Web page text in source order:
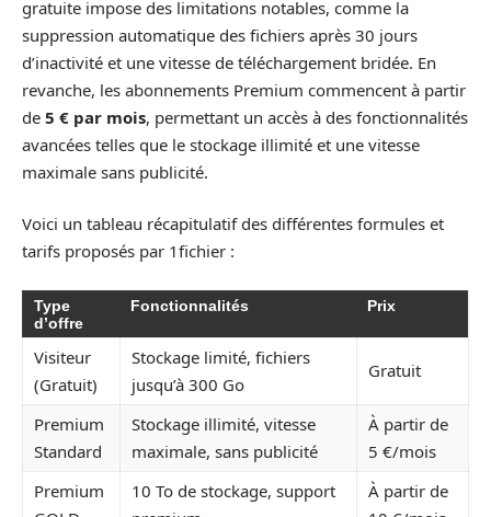
gratuite impose des limitations notables, comme la
suppression automatique des fichiers après 30 jours
d’inactivité et une vitesse de téléchargement bridée. En
revanche, les abonnements Premium commencent à partir
de 5 € par mois, permettant un accès à des fonctionnalités
avancées telles que le stockage illimité et une vitesse
maximale sans publicité.
Voici un tableau récapitulatif des différentes formules et
tarifs proposés par 1fichier :
Type
d’offre
Fonctionnalités Prix
Visiteur
(Gratuit)
Stockage limité, fichiers
jusqu’à 300 Go
Gratuit
Premium
Standard
Stockage illimité, vitesse
maximale, sans publicité
À partir de
5 €/mois
Premium
10 To de stockage, support
À partir de